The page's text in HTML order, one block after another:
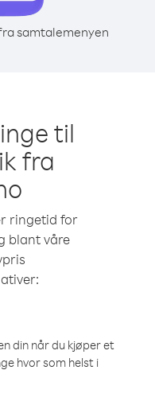
samtalemenyen
til
fra
ringetid for
blant våre
din når du kjøper et
hvor som helst i